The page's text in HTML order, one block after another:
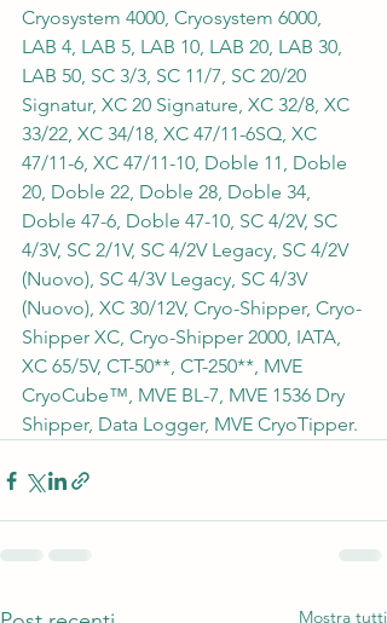
Cryosystem 4000, Cryosystem 6000,
LAB 4, LAB 5, LAB 10, LAB 20, LAB 30,
LAB 50, SC 3/3, SC 11/7, SC 20/20
Signatur, XC 20 Signature, XC 32/8, XC
33/22, XC 34/18, XC 47/11-6SQ, XC
47/11-6, XC 47/11-10, Doble 11, Doble
20, Doble 22, Doble 28, Doble 34,
Doble 47-6, Doble 47-10, SC 4/2V, SC
4/3V, SC 2/1V, SC 4/2V Legacy, SC 4/2V
(Nuovo), SC 4/3V Legacy, SC 4/3V
(Nuovo), XC 30/12V, Cryo-Shipper, Cryo-
Shipper XC, Cryo-Shipper 2000, IATA,
XC 65/5V, CT-50**, CT-250**, MVE
CryoCube™, MVE BL-7, MVE 1536 Dry
Shipper, Data Logger, MVE CryoTipper.
Mostra tutti